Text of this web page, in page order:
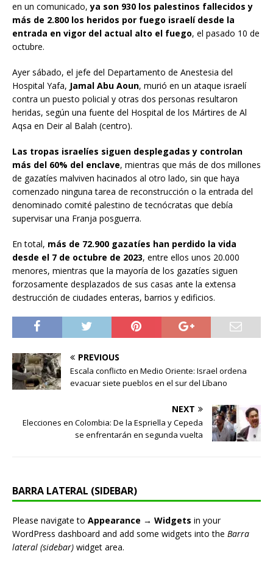
en un comunicado,ya son 930 los palestinos fallecidos y
más de 2.800 los heridos por fuego israelí desde la
entrada en vigor del actual alto el fuego, el pasado 10 de
octubre.
Ayer sábado, el jefe del Departamento de Anestesia del
Hospital Yafa, Jamal Abu Aoun, murió en un ataque israelí
contra un puesto policial y otras dos personas resultaron
heridas, según una fuente del Hospital de los Mártires de Al
Aqsa en Deir al Balah (centro).
Las tropas israelíes siguen desplegadas y controlan
más del 60% del enclave, mientras que más de dos millones
de gazatíes malviven hacinados al otro lado, sin que haya
comenzado ninguna tarea de reconstrucción o la entrada del
denominado comité palestino de tecnócratas que debía
supervisar una Franja posguerra.
En total, más de 72.900 gazatíes han perdido la vida
desde el 7 de octubre de 2023, entre ellos unos 20.000
menores, mientras que la mayoría de los gazatíes siguen
forzosamente desplazados de sus casas ante la extensa
destrucción de ciudades enteras, barrios y edificios.
PREVIOUS
Escala conflicto en Medio Oriente: Israel ordena
evacuar siete pueblos en el sur del Líbano
NEXT
Elecciones en Colombia: De la Espriella y Cepeda
se enfrentarán en segunda vuelta
BARRA LATERAL (SIDEBAR)
Please navigate to Appearance → Widgets in your
WordPress dashboard and add some widgets into the Barra
lateral (sidebar) widget area.